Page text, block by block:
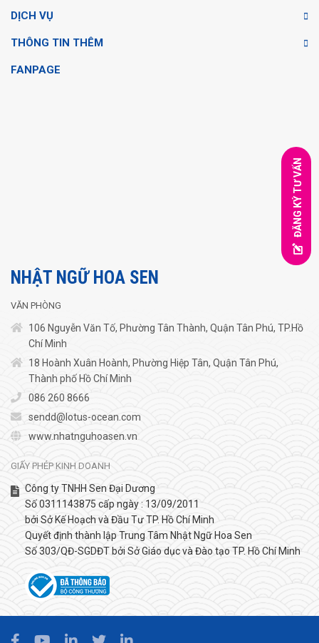
DỊCH VỤ
THÔNG TIN THÊM
FANPAGE
NHẬT NGỮ HOA SEN
VĂN PHÒNG
106 Nguyễn Văn Tố, Phường Tân Thành, Quận Tân Phú, TP.Hồ
Chí Minh
18 Hoành Xuân Hoành, Phường Hiệp Tân, Quận Tân Phú,
Thành phố Hồ Chí Minh
086 260 8666
sendd@lotus-ocean.com
www.nhatnguhoasen.vn
GIẤY PHÉP KINH DOANH
Công ty TNHH Sen Đại Dương
Số 0311143875 cấp ngày : 13/09/2011
bởi Sở Kế Hoạch và Đầu Tư TP. Hồ Chí Minh
Quyết định thành lập Trung Tâm Nhật Ngữ Hoa Sen
Số 303/QĐ-SGDĐT bởi Sở Giáo dục và Đào tạo TP. Hồ Chí Minh
ĐĂNG KÝ TƯ VẤN